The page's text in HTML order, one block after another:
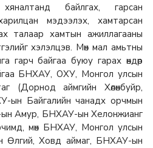
байлгах, гарсан
мэдээлэх, хамтарсан
талаар хамтын ажиллагааны
хэлэлцэв. Мөн мал амьтны
гарч байгаа буюу гарах өндөр
БНХАУ, ОХУ, Монгол улсын
(Дорнод аймгийн Хөлөнбуйр,
Байгалийн чанадх орчмын
ын Амур, БНХАУ-ын Хелонжианг
мөн БНХАУ, Монгол улсын
Өлгий, Ховд аймаг, БНХАУ-ын